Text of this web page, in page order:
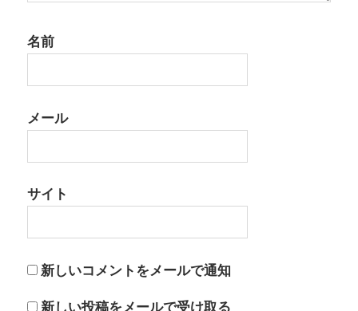
名前
メール
サイト
新しいコメントをメールで通知